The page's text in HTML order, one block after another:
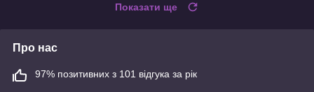
Показати ще
Про нас
97% позитивних з 101 відгука за рік